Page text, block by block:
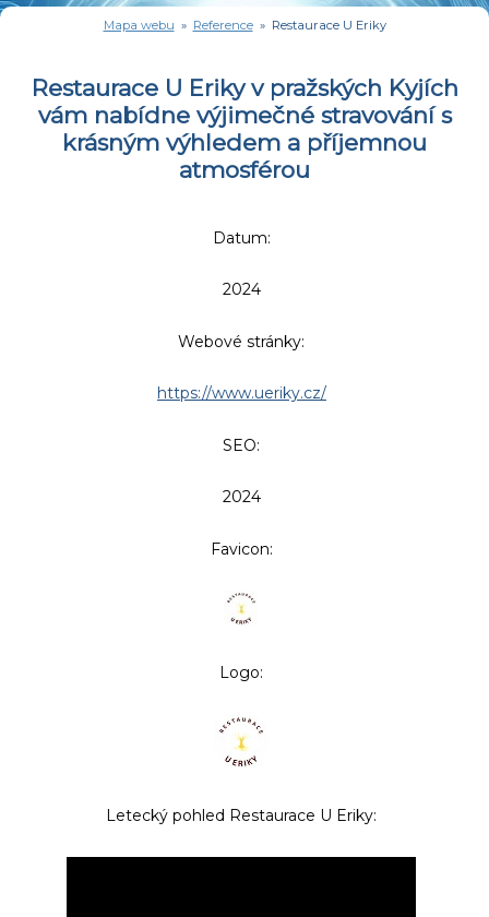
Mapa webu » Reference» Restaurace U Eriky
Restaurace U Eriky v pražských Kyjích
vám nabídne výjimečné stravování s
krásným výhledem a příjemnou
atmosférou
Datum:
2024
Webové stránky:
https://www.ueriky.cz/
SEO:
2024
Favicon:
Logo:
Letecký pohled Restaurace U Eriky: